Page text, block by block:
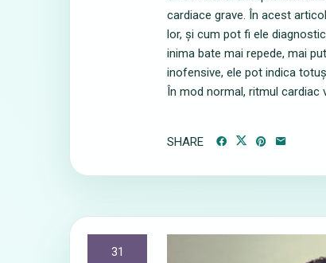
cardiace grave. În acest
lor, și cum pot fi ele
inima bate mai repede, mai
inofensive, ele pot indica
În mod normal, ritmul cardiac
SHARE
31